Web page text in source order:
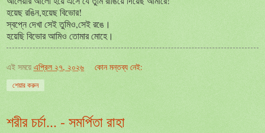
হয়েছ রঙিন,হয়েছ বিভোর!
স্বপ্নে দেখা সেই তুমিও,সেই রঙে।
হয়েছি বিভোর আমিও তোমার মোহে।
এই সময়ে এপ্রিল ২৭, ২০২৬ কোন মন্তব্য নেই:
শেয়ার করুন
শরীর চর্চা... - সমর্পিতা রাহা